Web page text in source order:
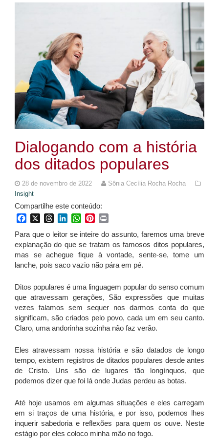
Dialogando com a história
dos ditados populares
28 de novembro de 2022
Sônia Cecília Rocha Rocha
Insight
Compartilhe este conteúdo:
FacebookThreadsLinkedInWhatsApp
Pinterest
Para que o leitor se inteire do assunto, faremos uma breve
explanação do que se tratam os famosos ditos populares,
mas se achegue fique à vontade, sente-se, tome um
lanche, pois saco vazio não pára em pé.
Ditos populares é uma linguagem popular do senso comum
que atravessam gerações, São expressões que muitas
vezes falamos sem sequer nos darmos conta do que
significam, são criados pelo povo, cada um em seu canto.
Claro, uma andorinha sozinha não faz verão.
Eles atravessam nossa história e são datados de longo
tempo, existem registros de ditados populares desde antes
de Cristo. Uns são de lugares tão longínquos, que
podemos dizer que foi lá onde Judas perdeu as botas.
Até hoje usamos em algumas situações e eles carregam
em si traços de uma história, e por isso, podemos lhes
inquerir sabedoria e reflexões para quem os ouve. Neste
estágio por eles coloco minha mão no fogo.